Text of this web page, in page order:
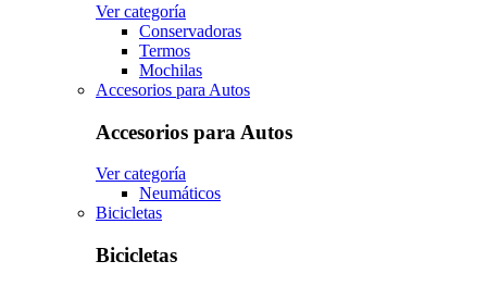
Ver categoría
Conservadoras
Termos
Mochilas
Accesorios para Autos
Accesorios para Autos
Ver categoría
Neumáticos
Bicicletas
Bicicletas